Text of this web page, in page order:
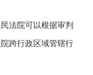
法院可以根据审判
跨行政区域管辖行